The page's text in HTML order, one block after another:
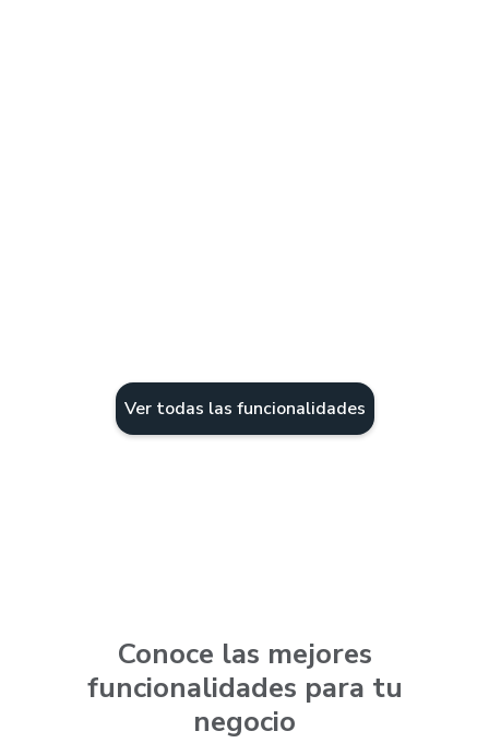
Ver todas las funcionalidades
Conoce las mejores
funcionalidades para tu
negocio